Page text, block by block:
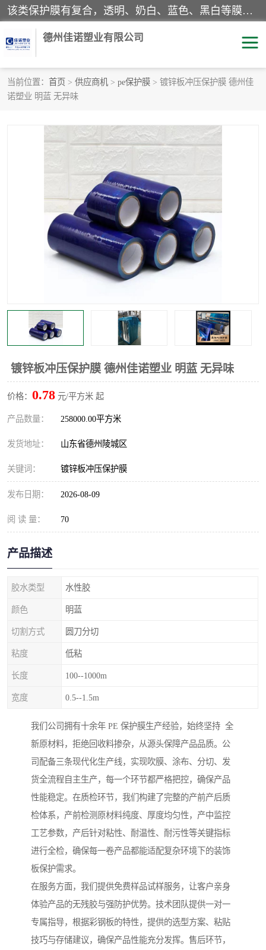
该类保护膜有复合，透明、奶白、蓝色、黑白等膜型。特高粘，高粘，中高粘，中粘，中低粘，低粘等。对于不同的粘力要求有相应的产品相适配。无胶渍残留污染。在较宽的收卷幅度下平整无皱纹，收卷长度大，利于机械化及自动化施工粘贴。为您的产品提供的表面保护解决方案。 产品广泛适用于：铝材、不锈钢、金属、塑料、电子、家电、家具、玻璃、化工材料、装饰材料等。
德州佳诺塑业有限公司
当前位置： 首页 > 供应商机 > pe保护膜 > 镀锌板冲压保护膜 德州佳
诺塑业 明蓝 无异味
镀锌板冲压保护膜 德州佳诺塑业 明蓝 无异味
价格： 0.78 元/平方米 起
产品数量： 258000.00平方米
发货地址： 山东省德州陵城区
关键词： 镀锌板冲压保护膜
发布日期： 2026-08-09
阅 读 量： 70
产品描述
胶水类型 水性胶
颜色 明蓝
切割方式 圆刀分切
粘度 低粘
长度 100--1000m
宽度 0.5--1.5m
我们公司拥有十余年 PE 保护膜生产经验，始终坚持 全
新原材料，拒绝回收料掺杂，从源头保障产品品质。公
司配备三条现代化生产线，实现吹膜、涂布、分切、发
货全流程自主生产，每一个环节都严格把控，确保产品
性能稳定。在质检环节，我们构建了完整的产前产后质
检体系，产前检测原材料纯度、厚度均匀性，产中监控
工艺参数，产后针对粘性、耐温性、耐污性等关键指标
进行全检，确保每一卷产品都能适配复杂环境下的装饰
板保护需求。
在服务方面，我们提供免费样品试样服务，让客户亲身
体验产品的无残胶与强防护优势。技术团队提供一对一
专属指导，根据彩钢板的特性，提供的选型方案、粘贴
技巧与存储建议，确保产品性能充分发挥。售后环节，
pe保护膜
家具保护膜
乳白保护膜
明蓝保护膜 纯黑保护膜
印字保护膜 彩钢板保护膜
两边上胶保护膜
不锈钢板保护膜 一次性隔离膜